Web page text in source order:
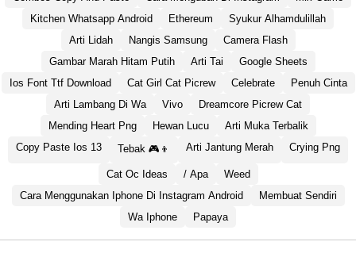
Kitchen Whatsapp Android
Ethereum
Syukur Alhamdulillah
Arti Lidah
Nangis Samsung
Camera Flash
Gambar Marah Hitam Putih
Arti Tai
Google Sheets
Ios Font Ttf Download
Cat Girl Cat Picrew Celebrate
Penuh Cinta
Arti Lambang Di Wa
Vivo
Dreamcore Picrew Cat
Mending Heart Png
Hewan Lucu
Arti Muka Terbalik
Copy Paste Ios 13
Tebak 🎮👦 Arti Jantung Merah Crying Png
Cat Oc Ideas / Apa
Weed
Cara Menggunakan Iphone Di Instagram Android
Membuat Sendiri
Wa Iphone
Papaya